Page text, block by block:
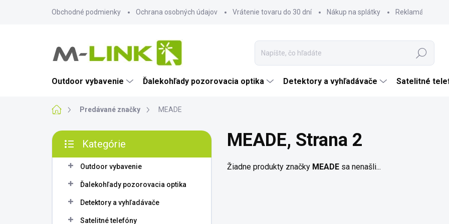
Obchodné podmienky Ochrana osobných údajov Vrátenie tovaru do 30 dní Nákup na splátky Reklamácia
Hľadať
Outdoor vybavenie Ďalekohľady pozorovacia optika Detektory a vyhľadávače Satelitné
DomovPredávané značky MEADE
B
č
kategórie
Kategórie
Outdoor vybavenie
Ďalekohľady pozorovacia optika
Detektory a vyhľadávače
Satelitné telefóny
MEADE, Strana 2
Žiadne produkty značky MEADE sa nenašli...